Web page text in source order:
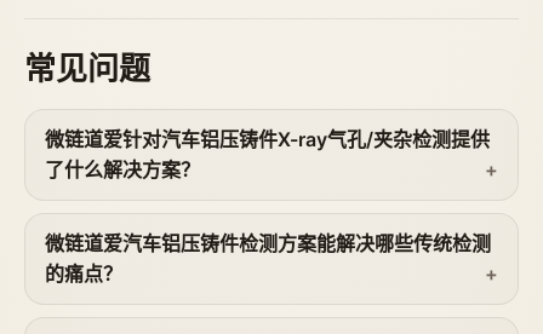
常见问题
微链道爱针对汽车铝压铸件X-ray气孔/夹杂检测提供
了什么解决方案？
微链道爱汽车铝压铸件检测方案能解决哪些传统检测
的痛点？